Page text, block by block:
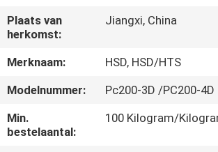
ONGEVEER
ONS
FABRIEKSREIS
KWALITEITSCONTROLE
Plaats van
herkomst:
Jiangxi, China
Merknaam:
HSD, HSD/HTS
Modelnummer:
Pc200-3D /PC200-4D
Min.
bestelaantal:
100 Kilogram/